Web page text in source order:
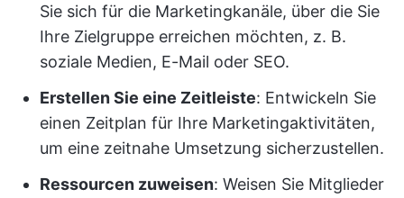
Sie sich für die Marketingkanäle, über die Sie
Ihre Zielgruppe erreichen möchten, z. B.
soziale Medien, E-Mail oder SEO.
Erstellen Sie eine Zeitleiste: Entwickeln Sie
einen Zeitplan für Ihre Marketingaktivitäten,
um eine zeitnahe Umsetzung sicherzustellen.
Ressourcen zuweisen: Weisen Sie Mitglieder